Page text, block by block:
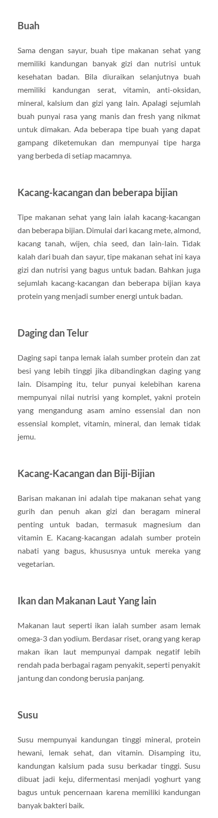
Buah
Sama dengan sayur, buah tipe makanan sehat yang
memiliki kandungan banyak gizi dan nutrisi untuk
kesehatan badan. Bila diuraikan selanjutnya buah
memiliki kandungan serat, vitamin, anti-oksidan,
mineral, kalsium dan gizi yang lain. Apalagi sejumlah
buah punyai rasa yang manis dan fresh yang nikmat
untuk dimakan. Ada beberapa tipe buah yang dapat
gampang diketemukan dan mempunyai tipe harga
yang berbeda di setiap macamnya.
Kacang-kacangan dan beberapa bijian
Tipe makanan sehat yang lain ialah kacang-kacangan
dan beberapa bijian. Dimulai dari kacang mete, almond,
kacang tanah, wijen, chia seed, dan lain-lain. Tidak
kalah dari buah dan sayur, tipe makanan sehat ini kaya
gizi dan nutrisi yang bagus untuk badan. Bahkan juga
sejumlah kacang-kacangan dan beberapa bijian kaya
protein yang menjadi sumber energi untuk badan.
Daging dan Telur
Daging sapi tanpa lemak ialah sumber protein dan zat
besi yang lebih tinggi jika dibandingkan daging yang
lain. Disamping itu, telur punyai kelebihan karena
mempunyai nilai nutrisi yang komplet, yakni protein
yang mengandung asam amino essensial dan non
essensial komplet, vitamin, mineral, dan lemak tidak
jemu.
Kacang-Kacangan dan Biji-Bijian
Barisan makanan ini adalah tipe makanan sehat yang
gurih dan penuh akan gizi dan beragam mineral
penting untuk badan, termasuk magnesium dan
vitamin E. Kacang-kacangan adalah sumber protein
nabati yang bagus, khususnya untuk mereka yang
vegetarian.
Ikan dan Makanan Laut Yang lain
Makanan laut seperti ikan ialah sumber asam lemak
omega-3 dan yodium. Berdasar riset, orang yang kerap
makan ikan laut mempunyai dampak negatif lebih
rendah pada berbagai ragam penyakit, seperti penyakit
jantung dan condong berusia panjang.
Susu
Susu mempunyai kandungan tinggi mineral, protein
hewani, lemak sehat, dan vitamin. Disamping itu,
kandungan kalsium pada susu berkadar tinggi. Susu
dibuat jadi keju, difermentasi menjadi yoghurt yang
bagus untuk pencernaan karena memiliki kandungan
banyak bakteri baik.